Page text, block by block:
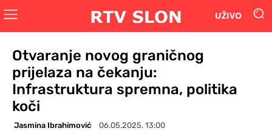
UŽIVO
Otvaranje novog graničnog
prijelaza na čekanju:
Infrastruktura spremna, politika
koči
Jasmina Ibrahimović 06.05.2025. 13:00